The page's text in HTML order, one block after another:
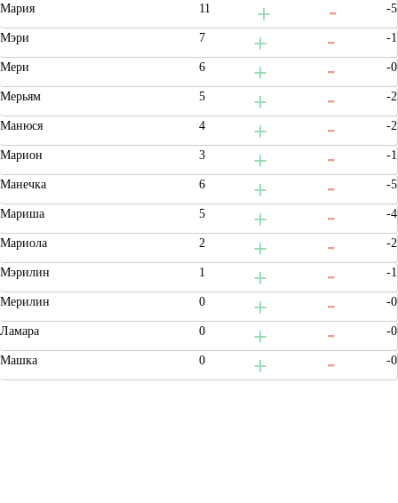
Мария 11 -5
Мэри 7 -1
Мери 6 -0
Мерьям 5 -2
Манюся 4 -2
Марион 3 -1
Манечка 6 -5
Мариша 5 -4
Мариола 2 -2
Мэрилин 1 -1
Мерилин 0 -0
Ламара 0 -0
Машка 0 -0